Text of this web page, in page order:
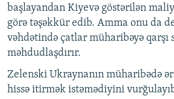
başlayandan Kiyevə göstərilən
görə təşəkkür edib. Amma onu da
vəhdətində çatlar müharibəyə qarşı
məhdudlaşdırır.
Zelenski Ukraynanın müharibədə
hissə itirmək istəmədiyini